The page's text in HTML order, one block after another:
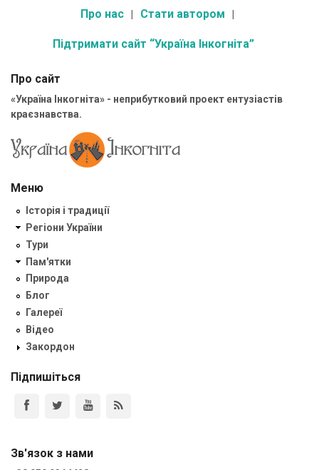
Про нас Стати автором
Підтримати сайт “Україна Інкогніта”
Про сайт
«Україна Інкогніта» - неприбутковий проект ентузіастів
краєзнавства.
Меню
Історія і традиції
Регіони України
Тури
Пам'ятки
Природа
Блог
Галереї
Відео
Закордон
Підпишіться
Зв'язок з нами